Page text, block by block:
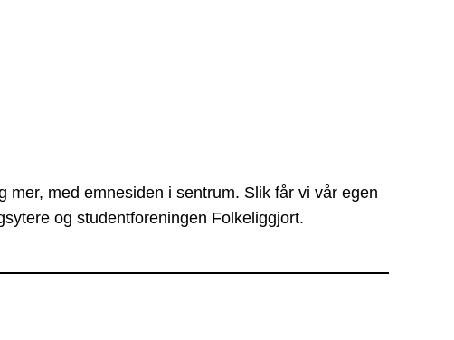
med emnesiden i sentrum. Slik får vi vår egen
og studentforeningen Folkeliggjort.